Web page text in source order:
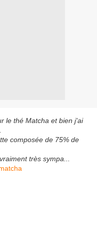
le thé Matcha et bien j'ai
composée de 75% de
très sympa...